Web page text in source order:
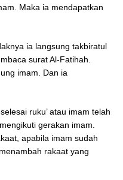
Maka ia mendapatkan
ia langsung takbiratul
surat Al-Fatihah.
imam. Dan ia
ruku’ atau imam telah
gerakan imam.
apabila imam sudah
rakaat yang